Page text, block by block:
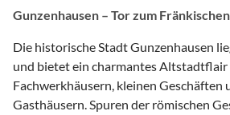
Gunzenhausen – Tor zum
Die historische Stadt Gunzenhausen
und bietet ein charmantes
Fachwerkhäusern, kleinen Geschäften
Gasthäusern. Spuren der römischen